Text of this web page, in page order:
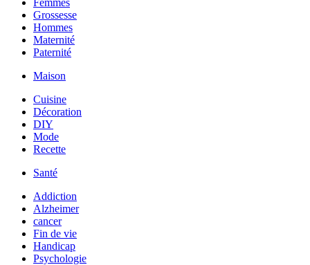
Femmes
Grossesse
Hommes
Maternité
Paternité
Maison
Cuisine
Décoration
DIY
Mode
Recette
Santé
Addiction
Alzheimer
cancer
Fin de vie
Handicap
Psychologie